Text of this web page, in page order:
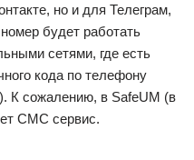
но и для Телеграм,
будет работать
сетями, где есть
кода по телефону
К сожалению, в SafeUM (в
СМС сервис.